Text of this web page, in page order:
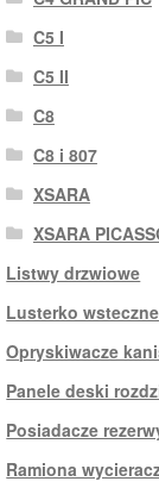
C5 I
C5 II
C8
C8 i 807
XSARA
XSARA
Listwy drzwiowe
Lusterko wsteczne
Opryskiwacze
Panele deski
Posiadacze
Ramiona